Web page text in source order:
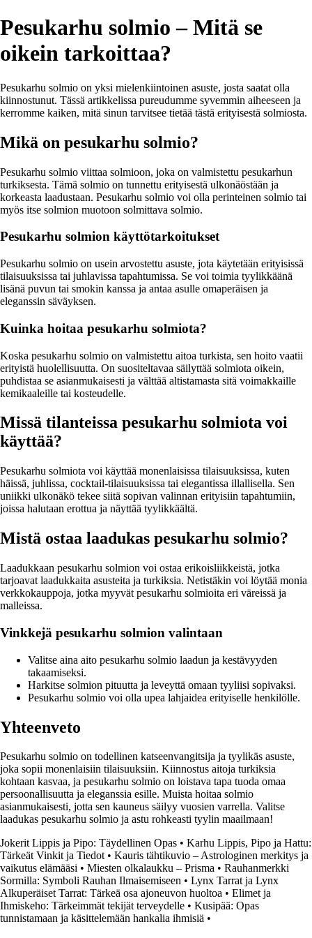
Pesukarhu solmio – Mitä se
oikein tarkoittaa?
Pesukarhu solmio on yksi mielenkiintoinen asuste, josta saatat olla
kiinnostunut. Tässä artikkelissa pureudumme syvemmin aiheeseen ja
kerromme kaiken, mitä sinun tarvitsee tietää tästä erityisestä solmiosta.
Mikä on pesukarhu solmio?
Pesukarhu solmio viittaa solmioon, joka on valmistettu pesukarhun
turkiksesta. Tämä solmio on tunnettu erityisestä ulkonäöstään ja
korkeasta laadustaan. Pesukarhu solmio voi olla perinteinen solmio tai
myös itse solmion muotoon solmittava solmio.
Pesukarhu solmion käyttötarkoitukset
Pesukarhu solmio on usein arvostettu asuste, jota käytetään erityisissä
tilaisuuksissa tai juhlavissa tapahtumissa. Se voi toimia tyylikkäänä
lisänä puvun tai smokin kanssa ja antaa asulle omaperäisen ja
eleganssin säväyksen.
Kuinka hoitaa pesukarhu solmiota?
Koska pesukarhu solmio on valmistettu aitoa turkista, sen hoito vaatii
erityistä huolellisuutta. On suositeltavaa säilyttää solmiota oikein,
puhdistaa se asianmukaisesti ja välttää altistamasta sitä voimakkaille
kemikaaleille tai kosteudelle.
Missä tilanteissa pesukarhu solmiota voi
käyttää?
Pesukarhu solmiota voi käyttää monenlaisissa tilaisuuksissa, kuten
häissä, juhlissa, cocktail-tilaisuuksissa tai elegantissa illallisella. Sen
uniikki ulkonäkö tekee siitä sopivan valinnan erityisiin tapahtumiin,
joissa halutaan erottua ja näyttää tyylikkäältä.
Mistä ostaa laadukas pesukarhu solmio?
Laadukkaan pesukarhu solmion voi ostaa erikoisliikkeistä, jotka
tarjoavat laadukkaita asusteita ja turkiksia. Netistäkin voi löytää monia
verkkokauppoja, jotka myyvät pesukarhu solmioita eri väreissä ja
malleissa.
Vinkkejä pesukarhu solmion valintaan
Valitse aina aito pesukarhu solmio laadun ja kestävyyden
takaamiseksi.
Harkitse solmion pituutta ja leveyttä omaan tyyliisi sopivaksi.
Pesukarhu solmio voi olla upea lahjaidea erityiselle henkilölle.
Yhteenveto
Pesukarhu solmio on todellinen katseenvangitsija ja tyylikäs asuste,
joka sopii monenlaisiin tilaisuuksiin. Kiinnostus aitoja turkiksia
kohtaan kasvaa, ja pesukarhu solmio on loistava tapa tuoda omaa
persoonallisuutta ja eleganssia esille. Muista hoitaa solmio
asianmukaisesti, jotta sen kauneus säilyy vuosien varrella. Valitse
laadukas pesukarhu solmio ja astu rohkeasti tyylin maailmaan!
Jokerit Lippis ja Pipo: Täydellinen Opas • Karhu Lippis, Pipo ja Hattu:
Tärkeät Vinkit ja Tiedot• Kauris tähtikuvio – Astrologinen merkitys ja
vaikutus elämääsi • Miesten olkalaukku – Prisma • Rauhanmerkki
Sormilla: Symboli Rauhan Ilmaisemiseen • Lynx Tarrat ja Lynx
Alkuperäiset Tarrat: Tärkeä osa ajoneuvon huoltoa • Elimet ja
Ihmiskeho: Tärkeimmät tekijät terveydelle • Kusipää: Opas
tunnistamaan ja käsittelemään hankalia ihmisiä •